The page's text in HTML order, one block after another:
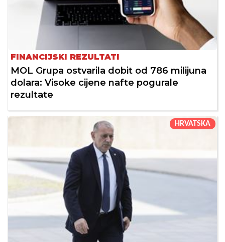
FINANCIJSKI REZULTATI
MOL Grupa ostvarila dobit od 786 milijuna
dolara: Visoke cijene nafte pogurale
rezultate
HRVATSKA